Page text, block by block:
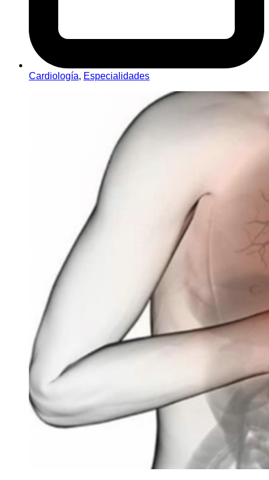
Cardiología, Especialidades